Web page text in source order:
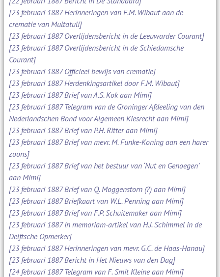
[23 februari 1887 Herinneringen van F.M. Wibaut aan de
crematie van Multatuli]
[23 februari 1887 Overlijdensbericht in de Leeuwarder Courant]
[23 februari 1887 Overlijdensbericht in de Schiedamsche
Courant]
[23 februari 1887 Officieel bewijs van crematie]
[23 februari 1887 Herdenkingsartikel door F.M. Wibaut]
[23 februari 1887 Brief van A.S. Kok aan Mimi]
[23 februari 1887 Telegram van de Groninger Afdeeling van den
Nederlandschen Bond voor Algemeen Kiesrecht aan Mimi]
[23 februari 1887 Brief van P.H. Ritter aan Mimi]
[23 februari 1887 Brief van mevr. M. Funke-Koning aan een harer
zoons]
[23 februari 1887 Brief van het bestuur van ‘Nut en Genoegen’
aan Mimi]
[23 februari 1887 Brief van Q. Moggenstorn (?) aan Mimi]
[23 februari 1887 Briefkaart van W.L. Penning aan Mimi]
[23 februari 1887 Brief van F.P. Schuitemaker aan Mimi]
[23 februari 1887 In memoriam-artikel van H.J. Schimmel in de
Delftsche Opmerker]
[23 februari 1887 Herinneringen van mevr. G.C. de Haas-Hanau]
[23 februari 1887 Bericht in Het Nieuws van den Dag]
[24 februari 1887 Telegram van F. Smit Kleine aan Mimi]